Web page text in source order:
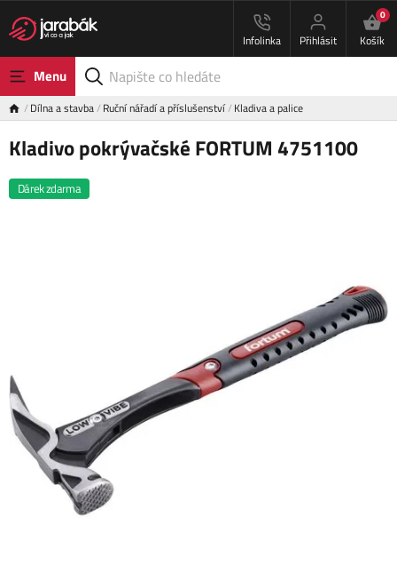
Infolinka Přihlásit
0
Košík
Menu
Dílna a stavba Ruční nářadí a příslušenství Kladiva a palice
Kladivo pokrývačské FORTUM 4751100
Dárek zdarma